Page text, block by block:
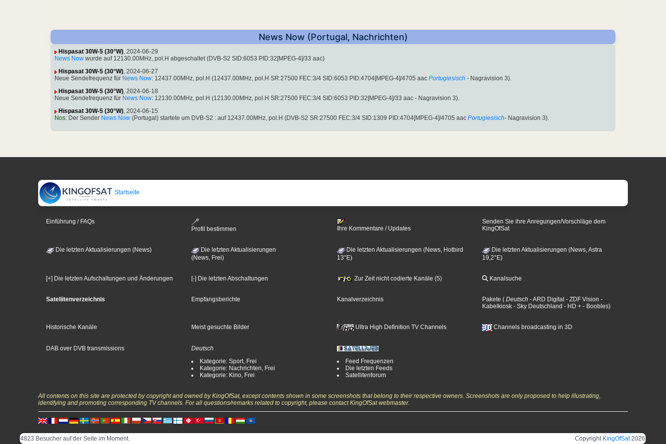
News Now (Portugal, Nachrichten)
Hispasat 30W-5 (30°W), 2024-06-29
News Now wurde auf 12130.00MHz, pol.H abgeschaltet (DVB-S2 SID:6053 PID:32[MPEG-4]/33 aac)
Hispasat 30W-5 (30°W), 2024-06-27
Neue Sendefrequenz für News Now: 12437.00MHz, pol.H (12437.00MHz, pol.H SR:27500 FEC:3/4 SID:6053 PID:4704[MPEG-4]/4705 aac Portugiesisch - Nagravision 3).
Hispasat 30W-5 (30°W), 2024-06-18
Neue Sendefrequenz für News Now: 12130.00MHz, pol.H (12130.00MHz, pol.H SR:27500 FEC:3/4 SID:6053 PID:32[MPEG-4]/33 aac - Nagravision 3).
Hispasat 30W-5 (30°W), 2024-06-15
Nos: Der Sender News Now (Portugal) startete um DVB-S2 : auf 12437.00MHz, pol.H (DVB-S2 SR:27500 FEC:3/4 SID:1309 PID:4704[MPEG-4]/4705 aac Portugiesisch- Nagravision 3).
Startseite
Einführung / FAQs
Profil bestimmen
Ihre Kommentare / Updates
Senden Sie ihre Anregungen/Vorschläge dem
KingOfSat
Die letzten Aktualisierungen (News)
Die letzten Aktualisierungen
(News, Frei)
Die letzten Aktualisierungen (News, Hotbird
13°E)
Die letzten Aktualisierungen (News, Astra
19,2°E)
[+] Die letzten Aufschaltungen und Änderungen [-] Die letzten Abschaltungen Zur Zeit nicht codierte Kanäle (5) Kanalsuche
Sateliitenverzeichnis Empfangsberichte Kanalverzeichnis Pakete ( Deutsch - ARD Digital - ZDF Vision -
Kabelkiosk - Sky Deutschland - HD + - Boobles)
Historische Kanäle Meist gesuchte Bilder Ultra High Definition TV Channels Channels broadcasting in 3D
DAB over DVB transmissions
Deutsch
Kategorie: Sport, Frei
Kategorie: Nachrichten, Frei
Kategorie: Kino, Frei
Feed Frequenzen
Die letzten Feeds
Satellitenforum
All contents on this site are protected by copyright and owned by KingOfSat, except contents shown in some screenshots that belong to their respective owners. Screenshots are only proposed to help illustrating,
identifying and promoting corresponding TV channels. For all questions/remarks related to copyright, please contact KingOfSat webmaster.
4823 Besucher auf der Seite im Moment. Copyright KingOfSat2026